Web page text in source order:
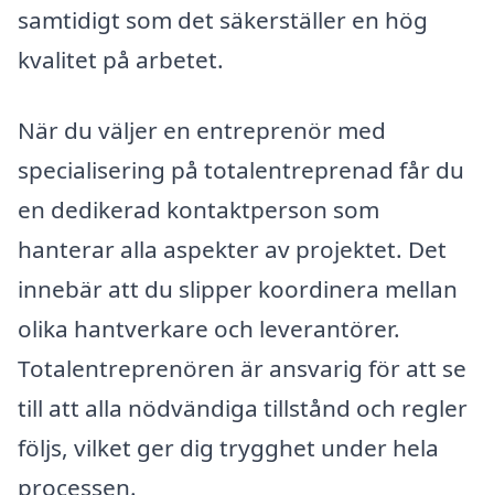
samtidigt som det säkerställer en hög
kvalitet på arbetet.
När du väljer en entreprenör med
specialisering på totalentreprenad får du
en dedikerad kontaktperson som
hanterar alla aspekter av projektet. Det
innebär att du slipper koordinera mellan
olika hantverkare och leverantörer.
Totalentreprenören är ansvarig för att se
till att alla nödvändiga tillstånd och regler
följs, vilket ger dig trygghet under hela
processen.